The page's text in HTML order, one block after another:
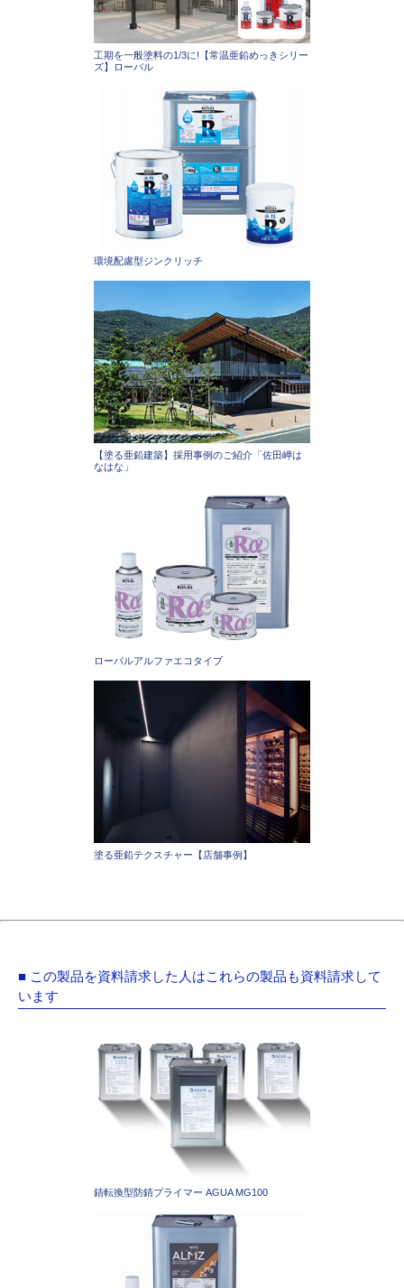
工期を一般塗料の1/3に!【常温亜鉛めっきシリー
ズ】ローバル
環境配慮型ジンクリッチ
【塗る亜鉛建築】採用事例のご紹介「佐田岬は
なはな」
ローバルアルファエコタイプ
塗る亜鉛テクスチャー【店舗事例】
■ この製品を資料請求した人はこれらの製品も資料請求して
います
錆転換型防錆プライマー AGUA MG100